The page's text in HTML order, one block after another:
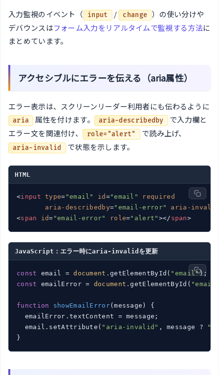
入力監視のイベント（ input / change
）の使い分けや
デバウンスはフォーム入力をリアルタイムで監視する方法に
まとめています。
アクセシブルにエラーを伝える（aria属性）
エラー表示は、スクリーンリーダー利用者にも伝わるように
aria 属性を付けます。 aria-describedby
で入力欄と
エラー文を関連付け、
role="alert" で読み上げ、
aria-invalid で状態を示します。
HTML
<input type= "email" id ="email"
required
aria-describedby="email-error"
aria-
<span id= "email-error" role="alert" ></ span>
JavaScript：エラー時にaria-invalidを更新
const email = document .getElementById( "email"
const emailError = document .getElementById(
function showEmailError(message ) {
  emailError.textContent = message;
  email.setAttribute(
"aria-invalid" , message ?
}